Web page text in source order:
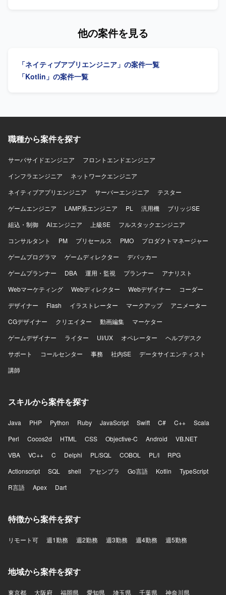
ョンの魅力】 大規模なECサービスのスマートフォンアプリ
開発に携わることで、Flutterを活用したクロスプラットフ
他の案件を見る
「ネイティブアプリエンジニア」の案件一覧
「Kotlin」の案件一覧
職種から案件を探す
サーバサイドエンジニア
フロントエンドエンジニア
インフラエンジニア
ネットワークエンジニア
ネイティブアプリエンジニア
サーバーエンジニア
テスター
ゲームエンジニア
LAMP系エンジニア PL 汎用機
ブリッジSE
組込・制御
AIエンジニア 上級SE
フルスタックエンジニア
コンサルタント
PM プリセールス PMO
プロダクトマネージャー
ゲームプログラマ
ゲームディレクター
デバッカー
ゲームプランナー
DBA 運用・監視 プランナー
アナリスト
Webマーケティング
Webディレクター Webデザイナー
コーダー
デザイナー
Flash イラストレーター マークアップ
アニメーター
CGデザイナー
クリエイター 動画編集
マーケター
ゲームデザイナー
ライター UI/UX オペレーター
ヘルプデスク
サポート
コールセンター 事務 社内SE
データサイエンティスト
講師
スキルから案件を探す
Java PHP Python Ruby JavaScript Swift C# C++
Scala
Perl
Cocos2d HTML CSS Objective-C Android
VB.NET
VBA
VC++ C Delphi PL/SQL COBOL PL/I
RPG
Actionscript
SQL shell アセンブラ Go言語 Kotlin
TypeScript
R言語
Apex Dart
特徴から案件を探す
リモート可 週1勤務 週2勤務 週3勤務 週4勤務 週5勤務
地域から案件を探す
東京都 大阪府 福岡県 愛知県 埼玉県 千葉県 神奈川県